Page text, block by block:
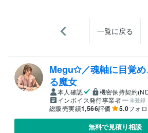
一覧に戻る
Megu✩／魂軸に目覚
る魔女
本人確認
機密保持契約
インボイス発行事業者
未登録
総販売実績1,566評価 5.0フォ
無料で見積り相談